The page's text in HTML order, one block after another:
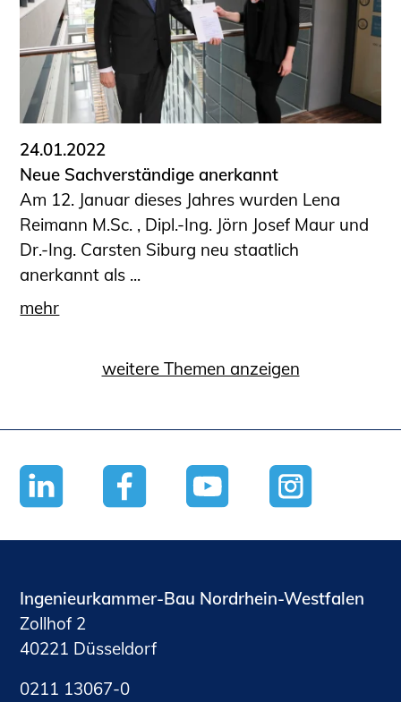
24.01.2022
Neue Sachverständige anerkannt
Am 12. Januar dieses Jahres wurden Lena
Reimann M.Sc. , Dipl.-Ing. Jörn Josef Maur und
Dr.-Ing. Carsten Siburg neu staatlich
anerkannt als ...
mehr
weitere Themen anzeigen
Ingenieurkammer-Bau Nordrhein-Westfalen
Zollhof 2
40221 Düsseldorf
0211 13067-0